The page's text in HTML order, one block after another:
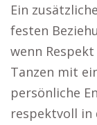
Ein
festen
wenn
Tanzen mit
persönliche
respektvoll in